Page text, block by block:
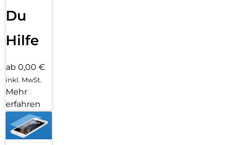
Du
Hilfe
ab 0,00 €
inkl. MwSt.
Mehr
erfahren